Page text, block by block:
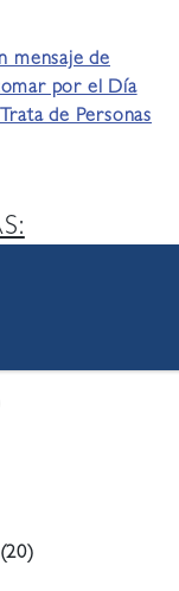
mensaje de
por el Día
de Personas